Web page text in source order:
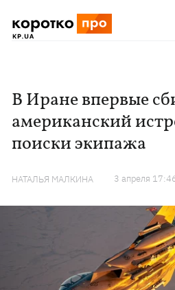
В Иране впервые
американский
поиски экипажа
НАТАЛЬЯ МАЛКИНА 3 апреля